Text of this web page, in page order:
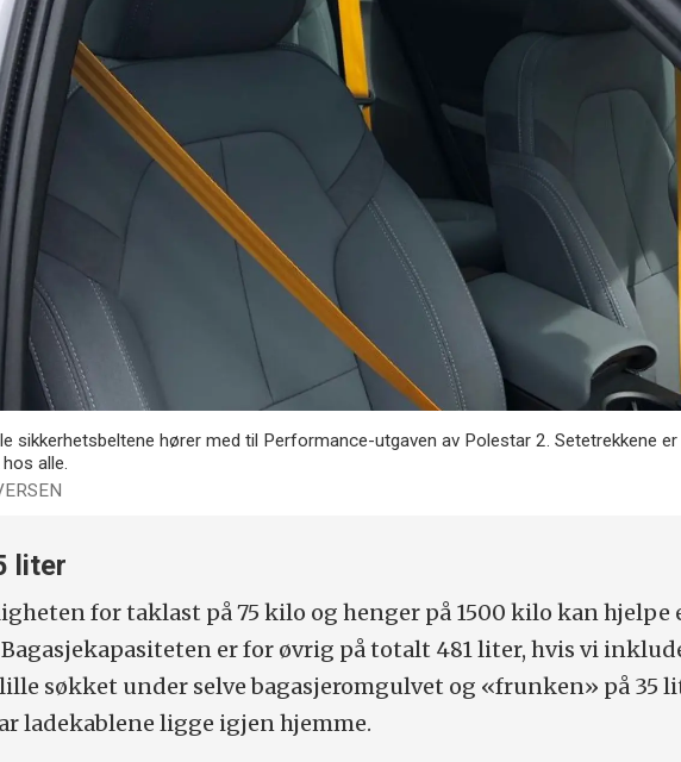
sikkerhetsbeltene hører med til Performance-utgaven av Polestar 2. Setetrekkene
alle.
liter
for taklast på 75 kilo og henger på 1500 kilo kan hjelpe
er for øvrig på totalt 481 liter, hvis vi
søkket under selve bagasjeromgulvet og «frunken» på 35
ladekablene ligge igjen hjemme.